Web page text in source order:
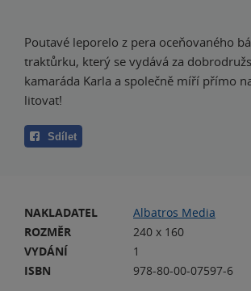
Poutavé leporelo z pera oceňovaného
traktůrku, který se vydává za
kamaráda Karla a společně míří přímo
litovat!
Sdílet
NAKLADATEL
Albatros Media
ROZMĚR
240 x 160
VYDÁNÍ
1
ISBN
978-80-00-07597-6